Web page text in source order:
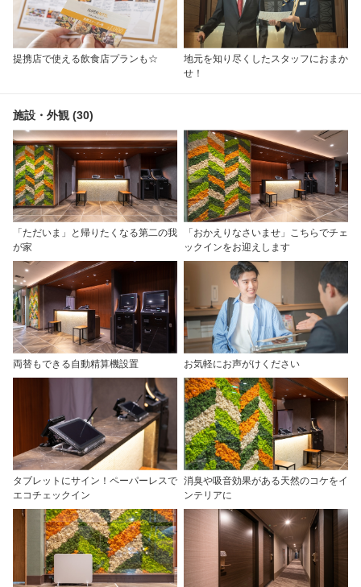
提携店で使える飲食店プランも☆
地元を知り尽くしたスタッフにおまか
せ！
施設・外観 (30)
「ただいま」と帰りたくなる第二の我
が家
「おかえりなさいませ」こちらでチェ
ックインをお迎えします
両替もできる自動精算機設置 お気軽にお声がけください
タブレットにサイン！ペーパーレスで
エコチェックイン
消臭や吸音効果がある天然のコケをイ
ンテリアに